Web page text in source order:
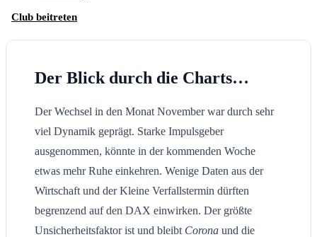
Club beitreten
Der Blick durch die Charts…
Der Wechsel in den Monat November war durch sehr
viel Dynamik geprägt. Starke Impulsgeber
ausgenommen, könnte in der kommenden Woche
etwas mehr Ruhe einkehren. Wenige Daten aus der
Wirtschaft und der Kleine Verfallstermin dürften
begrenzend auf den DAX einwirken. Der größte
Unsicherheitsfaktor ist und bleibt Corona und die